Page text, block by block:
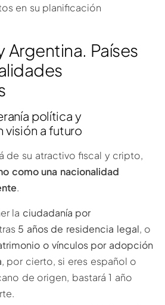
en su planificación
Argentina. Países
política y
visión a futuro
de su atractivo fiscal y cripto,
como una nacionalidad
.
la ciudadanía por
5 años de residencia legal, o
o vínculos por adopción
, por cierto, si eres español o
de origen, bastará 1 año